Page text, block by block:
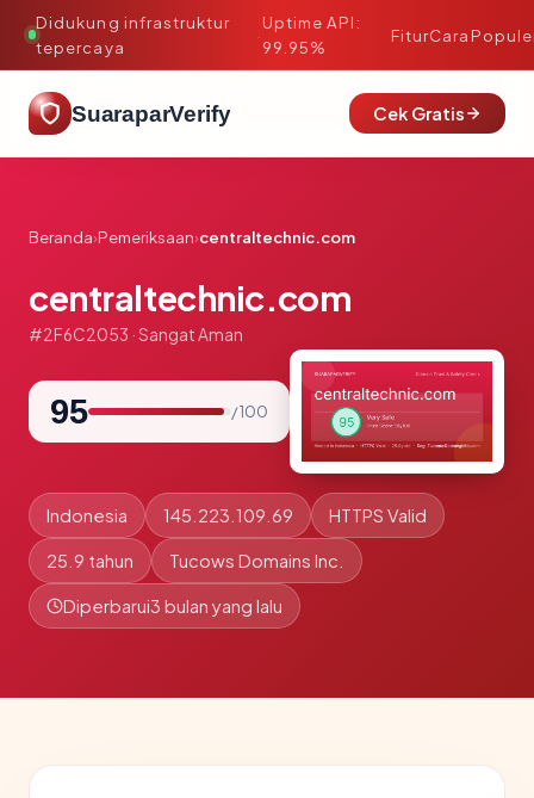
Didukung infrastruktur
tepercaya
·
Uptime API:
99.95%
FiturCara
SuaraparVerify Cek Gratis
Beranda›Pemeriksaan›centraltechnic.com
centraltechnic.com
#2F6C2053 · Sangat Aman
95 / 100
Indonesia 145.223.109.69 HTTPS Valid
25.9 tahun Tucows Domains Inc.
Diperbarui3 bulan yang lalu